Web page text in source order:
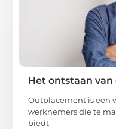
Het ontstaan
Outplacement is een
werknemers die te
biedt